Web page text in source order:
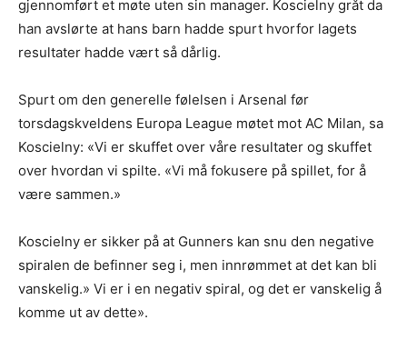
gjennomført et møte uten sin manager. Koscielny gråt da
han avslørte at hans barn hadde spurt hvorfor lagets
resultater hadde vært så dårlig.
Spurt om den generelle følelsen i Arsenal før
torsdagskveldens Europa League møtet mot AC Milan, sa
Koscielny: «Vi er skuffet over våre resultater og skuffet
over hvordan vi spilte. «Vi må fokusere på spillet, for å
være sammen.»
Koscielny er sikker på at Gunners kan snu den negative
spiralen de befinner seg i, men innrømmet at det kan bli
vanskelig.» Vi er i en negativ spiral, og det er vanskelig å
komme ut av dette».